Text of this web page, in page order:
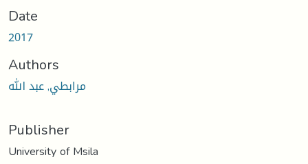
Date
2017
Authors
مرابطي, عبد الله
Publisher
University of Msila